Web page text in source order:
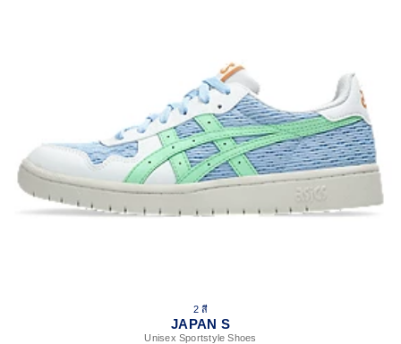
The sockliner is produced with the solution dyeing
process that reduces water usage by approximately
33% and carbon emissions by approximately 45%
compared to the conventional dyeing technology
2 สี
JAPAN S
Unisex Sportstyle Shoes